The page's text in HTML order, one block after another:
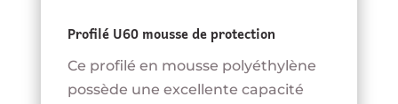
Profilé U60 mousse de protection
Ce profilé en mousse polyéthylène
possède une excellente capacité